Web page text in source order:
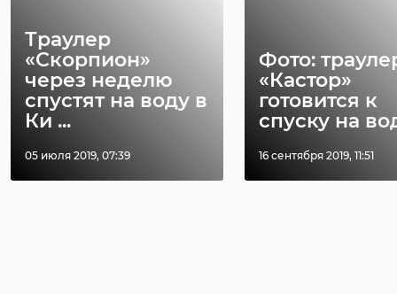
Траулер
«Скорпион»
через неделю
спустят на воду в
Ки ...
05 июля 2019, 07:39
Фото:
«Кастор»
готовится к
спуску на
16 сентября 2019, 11:51
09 мая, 15:20